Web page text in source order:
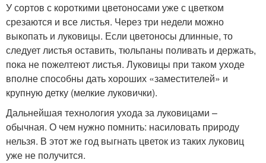
У сортов с короткими цветоносами уже с цветком
срезаются и все листья. Через три недели можно
выкопать и луковицы. Если цветоносы длинные, то
следует листья оставить, тюльпаны поливать и держать,
пока не пожелтеют листья. Луковицы при таком уходе
вполне способны дать хороших «заместителей» и
крупную детку (мелкие луковички).
Дальнейшая технология ухода за луковицами –
обычная. О чем нужно помнить: насиловать природу
нельзя. В этот же год выгнать цветок из таких луковиц
уже не получится.